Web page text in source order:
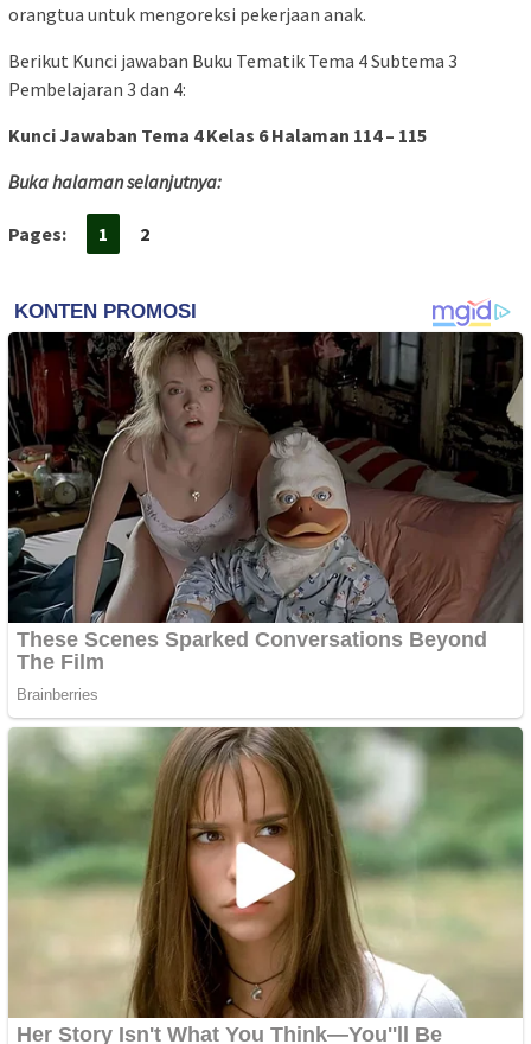
orangtua untuk mengoreksi pekerjaan anak.
Berikut Kunci jawaban Buku Tematik Tema 4 Subtema 3
Pembelajaran 3 dan 4:
Kunci Jawaban Tema 4 Kelas 6 Halaman 114 – 115
Buka halaman selanjutnya:
Pages: 1 2